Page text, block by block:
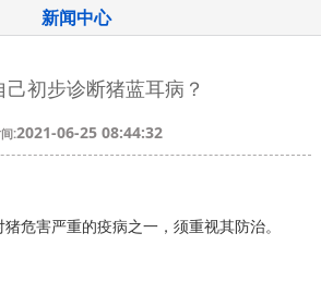
新闻中心
己初步诊断猪蓝耳病？
:2021-06-25 08:44:32
害严重的疫病之一，须重视其防治。